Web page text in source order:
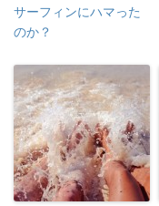
サーフィンにハマった
のか？